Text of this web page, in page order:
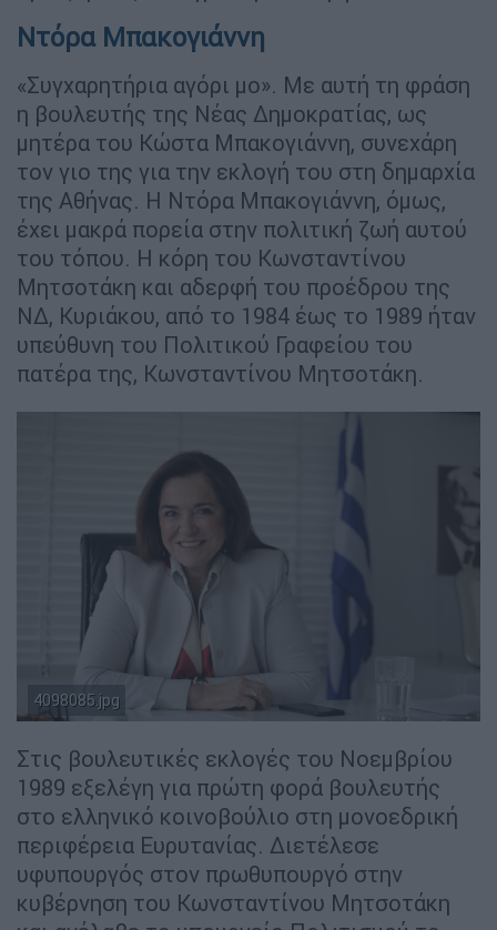
Ντόρα Μπακογιάννη
«Συγχαρητήρια αγόρι μο». Με αυτή τη φράση
η βουλευτής της Νέας Δημοκρατίας, ως
μητέρα του Κώστα Μπακογιάννη, συνεχάρη
τον γιο της για την εκλογή του στη δημαρχία
της Αθήνας. Η Ντόρα Μπακογιάννη, όμως,
έχει μακρά πορεία στην πολιτική ζωή αυτού
του τόπου. Η κόρη του Κωνσταντίνου
Μητσοτάκη και αδερφή του προέδρου της
ΝΔ, Κυριάκου, από το 1984 έως το 1989 ήταν
υπεύθυνη του Πολιτικού Γραφείου του
πατέρα της, Κωνσταντίνου Μητσοτάκη.
4098085.jpg
Στις βουλευτικές εκλογές του Νοεμβρίου
1989 εξελέγη για πρώτη φορά βουλευτής
στο ελληνικό κοινοβούλιο στη μονοεδρική
περιφέρεια Ευρυτανίας. Διετέλεσε
υφυπουργός στον πρωθυπουργό στην
κυβέρνηση του Κωνσταντίνου Μητσοτάκη